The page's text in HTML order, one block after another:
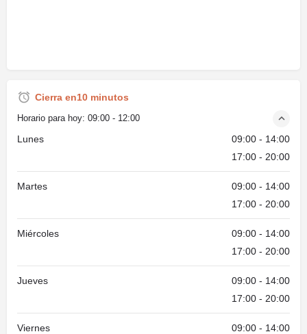
Cierra en10 minutos
Horario para hoy: 09:00 - 12:00
Lunes
09:00 - 14:00
17:00 - 20:00
Martes
09:00 - 14:00
17:00 - 20:00
Miércoles
09:00 - 14:00
17:00 - 20:00
Jueves
09:00 - 14:00
17:00 - 20:00
Viernes
09:00 - 14:00